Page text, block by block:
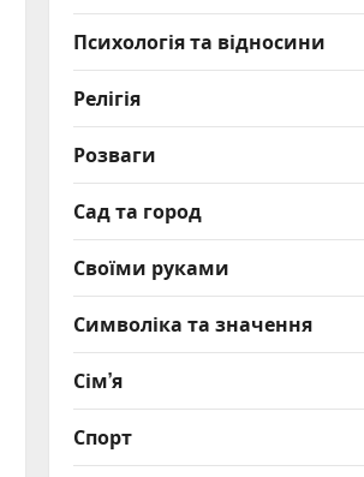
Психологія та відносини
Релігія
Розваги
Сад та город
Своїми руками
Символіка та значення
Сім’я
Спорт